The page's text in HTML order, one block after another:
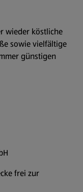
wieder köstliche
sowie vielfältige
günstigen
frei zur